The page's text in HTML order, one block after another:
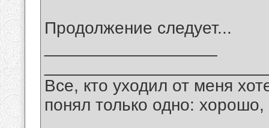
Продолжение следует...
Все, кто уходил от меня
понял только одно: